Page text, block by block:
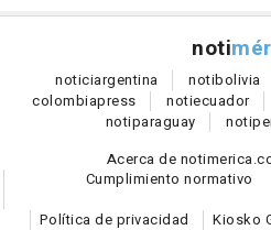
noti
noticiargentina notibolivia
colombiapress notiecuador
notiparaguay noti
Acerca de
Cumplimiento normativo
Política de privacidad
Kiosko